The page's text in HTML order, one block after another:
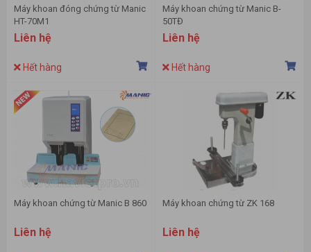
Máy khoan đóng chứng từ Manic
HT-70M1
Liên hệ
Hết hàng
Máy khoan chứng từ Manic B-
50TĐ
Liên hệ
Hết hàng
Máy khoan chứng từ Manic B 860
Liên hệ
Máy khoan chứng từ ZK 168
Liên hệ